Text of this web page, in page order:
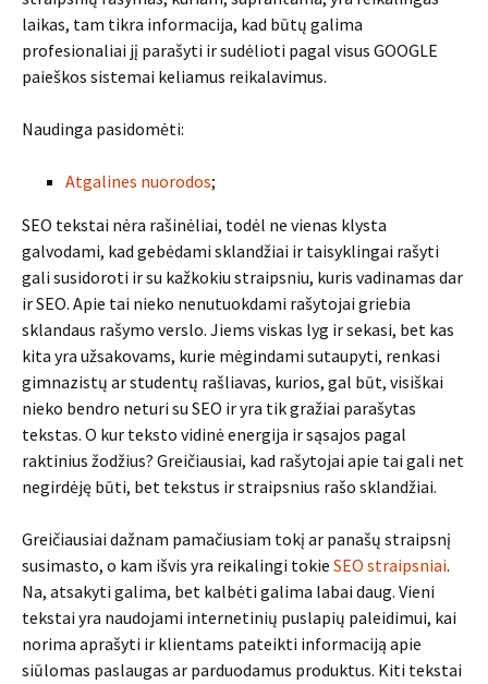
laikas, tam tikra informacija, kad būtų galima
profesionaliai jį parašyti ir sudėlioti pagal visus GOOGLE
paieškos sistemai keliamus reikalavimus.
Naudinga pasidomėti:
Atgalines nuorodos;
SEO tekstai nėra rašinėliai, todėl ne vienas klysta
galvodami, kad gebėdami sklandžiai ir taisyklingai rašyti
gali susidoroti ir su kažkokiu straipsniu, kuris vadinamas dar
ir SEO. Apie tai nieko nenutuokdami rašytojai griebia
sklandaus rašymo verslo. Jiems viskas lyg ir sekasi, bet kas
kita yra užsakovams, kurie mėgindami sutaupyti, renkasi
gimnazistų ar studentų rašliavas, kurios, gal būt, visiškai
nieko bendro neturi su SEO ir yra tik gražiai parašytas
tekstas. O kur teksto vidinė energija ir sąsajos pagal
raktinius žodžius? Greičiausiai, kad rašytojai apie tai gali net
negirdėję būti, bet tekstus ir straipsnius rašo sklandžiai.
Greičiausiai dažnam pamačiusiam tokį ar panašų straipsnį
susimasto, o kam išvis yra reikalingi tokie SEO straipsniai.
Na, atsakyti galima, bet kalbėti galima labai daug. Vieni
tekstai yra naudojami internetinių puslapių paleidimui, kai
norima aprašyti ir klientams pateikti informaciją apie
siūlomas paslaugas ar parduodamus produktus. Kiti tekstai